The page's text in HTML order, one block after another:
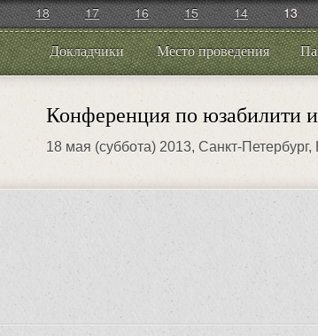
18 17 16 15 14 13
Докладчики Место проведения
Конференция по юзабилити
18 мая (суббота) 2013, Санкт-